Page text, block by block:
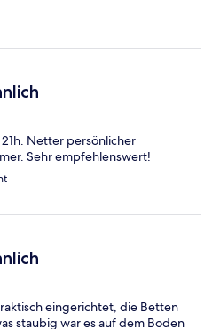
Netter persönlicher
Sehr empfehlenswert!
eingerichtet, die Betten
staubig war es auf dem Boden